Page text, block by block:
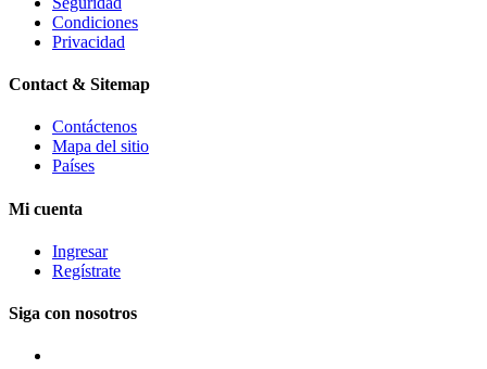
Condiciones
Privacidad
Contact & Sitemap
Contáctenos
Mapa del sitio
Países
Mi cuenta
Ingresar
Regístrate
Siga con nosotros